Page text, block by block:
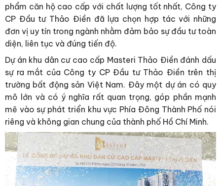
phẩm căn hộ cao cấp với chất lượng tốt nhất, Công ty
CP Đầu tư Thảo Điền đã lựa chọn hợp tác với những
đơn vị uy tín trong ngành nhằm đảm bảo sự đầu tư toàn
diện, liên tục và đúng tiến độ.
Dự án khu dân cư cao cấp Masteri Thảo Điền đánh dấu
sự ra mắt của Công ty CP Đầu tư Thảo Điền trên thị
trường bất động sản Việt Nam. Đây một dự án có quy
mô lớn và có ý nghĩa rất quan trọng, góp phần mạnh
mẽ vào sự phát triển khu vực Phía Đông Thành Phố nói
riêng và không gian chung của thành phố Hồ Chí Minh.